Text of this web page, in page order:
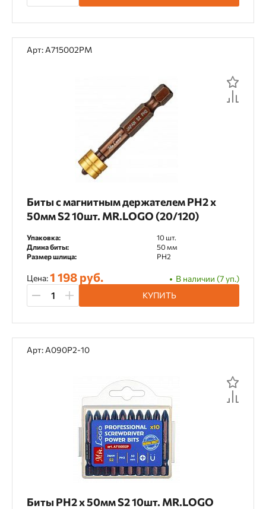
Арт: A715002PM
Биты с магнитным держателем PH2 х
50мм S2 10шт. MR.LOGO (20/120)
Упаковка:
10 шт.
Длина биты:
50 мм
Размер шлица:
PH2
Цена:1 198 руб.
В наличии (7 уп.)
КУПИТЬ
Арт: A090P2-10
Биты PH2 х 50мм S2 10шт. MR.LOGO